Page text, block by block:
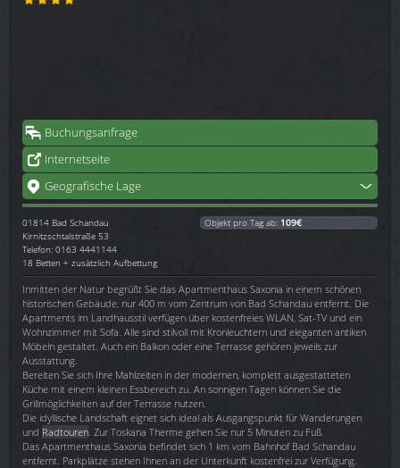
Buchungsanfrage
Internetseite
Geografische Lage
01814 Bad Schandau
Kirnitzschtalstraße 53
Telefon: 0163 4441144
18 Betten + zusätzlich Aufbettung
Objekt pro Tag ab: 109€
Inmitten der Natur begrüßt Sie das Apartmenthaus Saxonia in einem schönen
historischen Gebäude, nur 400 m vom Zentrum von Bad Schandau entfernt. Die
Apartments im Landhausstil verfügen über kostenfreies WLAN, Sat-TV und ein
Wohnzimmer mit Sofa. Alle sind stilvoll mit Kronleuchtern und eleganten antiken
Möbeln gestaltet. Auch ein Balkon oder eine Terrasse gehören jeweils zur
Ausstattung.
Bereiten Sie sich Ihre Mahlzeiten in der modernen, komplett ausgestatteten
Küche mit einem kleinen Essbereich zu. An sonnigen Tagen können Sie die
Grillmöglichkeiten auf der Terrasse nutzen.
Die idyllische Landschaft eignet sich ideal als Ausgangspunkt für Wanderungen
und Radtouren . Zur Toskana Therme gehen Sie nur 5 Minuten zu Fuß.
Das Apartmenthaus Saxonia befindet sich 1 km vom Bahnhof Bad Schandau
entfernt. Parkplätze stehen Ihnen an der Unterkunft kostenfrei zur Verfügung.